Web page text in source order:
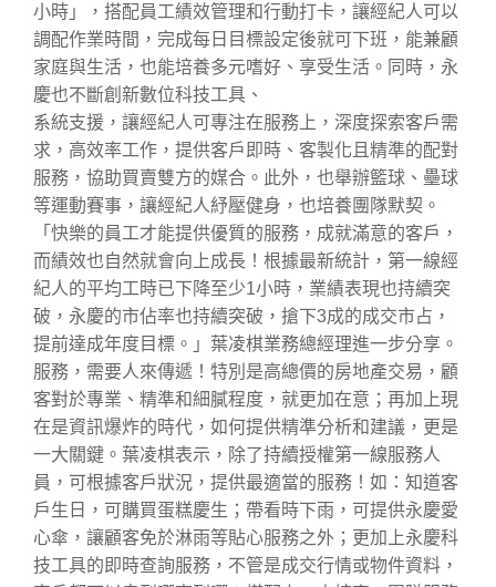
小時」，搭配員工績效管理和行動打卡，讓經紀人可以
調配作業時間，完成每日目標設定後就可下班，能兼顧
家庭與生活，也能培養多元嗜好、享受生活。同時，永
慶也不斷創新數位科技工具、
系統支援，讓經紀人可專注在服務上，深度探索客戶需
求，高效率工作，提供客戶即時、客製化且精準的配對
服務，協助買賣雙方的媒合。此外，也舉辦籃球、壘球
等運動賽事，讓經紀人紓壓健身，也培養團隊默契。
「快樂的員工才能提供優質的服務，成就滿意的客戶，
而績效也自然就會向上成長！根據最新統計，第一線經
紀人的平均工時已下降至少1小時，業績表現也持續突
破，永慶的市佔率也持續突破，搶下3成的成交市占，
提前達成年度目標。」葉凌棋業務總經理進一步分享。
服務，需要人來傳遞！特別是高總價的房地產交易，顧
客對於專業、精準和細膩程度，就更加在意；再加上現
在是資訊爆炸的時代，如何提供精準分析和建議，更是
一大關鍵。葉凌棋表示，除了持續授權第一線服務人
員，可根據客戶狀況，提供最適當的服務！如：知道客
戶生日，可購買蛋糕慶生；帶看時下雨，可提供永慶愛
心傘，讓顧客免於淋雨等貼心服務之外；更加上永慶科
技工具的即時查詢服務，不管是成交行情或物件資料，